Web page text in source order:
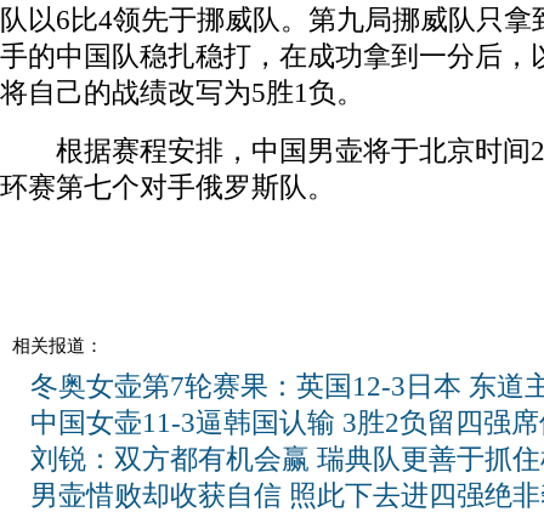
队以6比4领先于挪威队。第九局挪威队只
手的中国队稳扎稳打，在成功拿到一分后，
将自己的战绩改写为5胜1负。
根据赛程安排，中国男壶将于北京时间2
环赛第七个对手俄罗斯队。
相关报道：
冬奥女壶第7轮赛果：英国12-3日本 东道
中国女壶11-3逼韩国认输 3胜2负留四强
刘锐：双方都有机会赢 瑞典队更善于抓
男壶惜败却收获自信 照此下去进四强绝